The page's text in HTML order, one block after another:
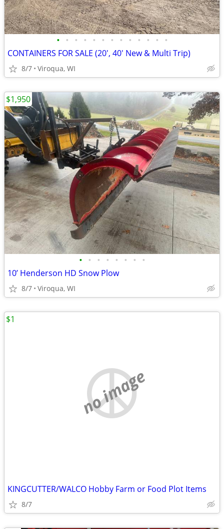
• • • • • • • • • • • • •
CONTAINERS FOR SALE (20', 40' New & Multi Trip)
8/7 Viroqua, WI
• • • • • • • •
10’ Henderson HD Snow Plow
8/7 Viroqua, WI
$1,950
no image
KINGCUTTER/WALCO Hobby Farm or Food Plot Items
8/7
$1